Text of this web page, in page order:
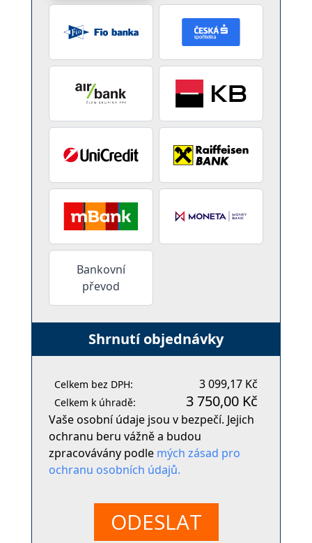
Bankovní
převod
Shrnutí objednávky
Celkem bez DPH: 3 099,17 Kč
Celkem k úhradě: 3 750,00 Kč
Vaše osobní údaje jsou v bezpečí. Jejich
ochranu beru vážně a budou
zpracovávány podle mých zásad pro
ochranu osobních údajů.
ODESLAT